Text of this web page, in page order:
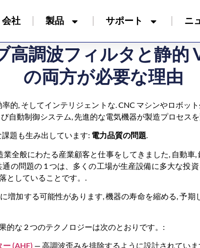
会社 製品 サポート ニ
高調波フィルタと静的
の両方が必要な理由
的, そしてインテリジェントな. CNC マシンやロボッ
自動制御システム, 先進的な電気機器が製造プロセス
題も生み出しています: 電力品質の問題.
業全般にわたる産業顧客と仕事をしてきました, 自動車,
の問題の 1 つは、多くの工場が生産設備に多大な投
としていることです。.
増加する可能性があります, 機器の寿命を縮める, 予
的な 2 つのテクノロジーは次のとおりです。:
(AHF) — 高調波歪みを排除するように設計されていま